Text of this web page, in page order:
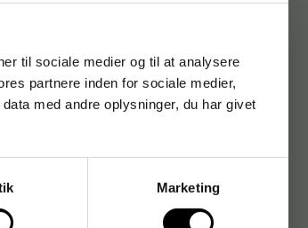
til sociale medier og til at analysere
partnere inden for sociale medier,
med andre oplysninger, du har givet
Marketing
pæn og
på